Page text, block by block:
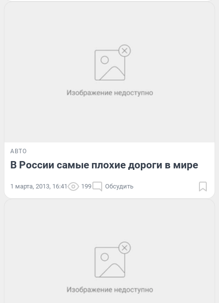
АВТО
В России самые плохие дороги в мире
1 марта, 2013, 16:41 199 Обсудить